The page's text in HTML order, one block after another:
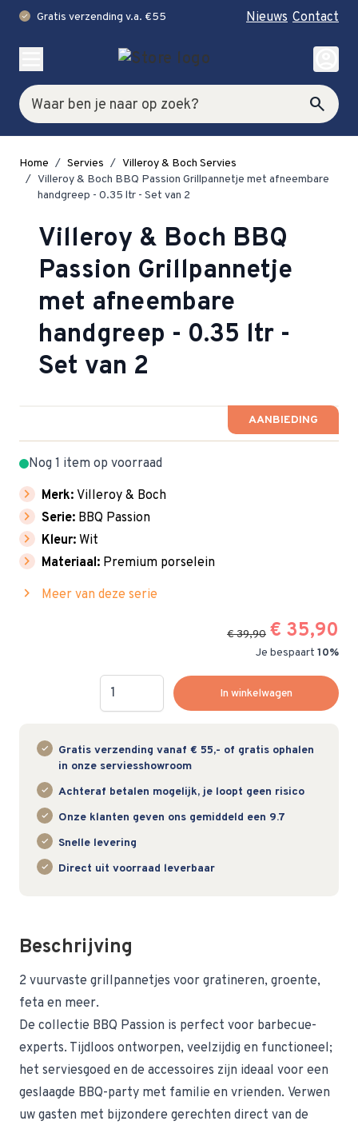
check Gratis verzending v.a. €55 Nieuws Contact
Zoek search
account_circle
Home / Servies / Villeroy & Boch Servies
/ Villeroy & Boch BBQ Passion Grillpannetje met afneembare
handgreep - 0.35 ltr - Set van 2
Villeroy & Boch BBQ
Passion Grillpannetje
met afneembare
handgreep - 0.35 ltr -
Set van 2
AANBIEDING
Nog 1 item op voorraad
chevron_right Merk: Villeroy & Boch
chevron_right Serie: BBQ Passion
chevron_right Kleur: Wit
chevron_right Materiaal: Premium porselein
chevron_right Meer van deze serie
€ 39,90 € 35,90
Je bespaart 10%
Hoeveelheid
In winkelwagen
Gratis verzending vanaf € 55,- of gratis ophalen
in onze serviesshowroom
Achteraf betalen mogelijk, je loopt geen risico
Onze klanten geven ons gemiddeld een 9.7
Snelle levering
Direct uit voorraad leverbaar
Beschrijving
2 vuurvaste grillpannetjes voor gratineren, groente,
feta en meer.
De collectie BBQ Passion is perfect voor barbecue-
experts. Tijdloos ontworpen, veelzijdig en functioneel;
het serviesgoed en de accessoires zijn ideaal voor een
geslaagde BBQ-party met familie en vrienden. Verwen
uw gasten met bijzondere gerechten direct van de